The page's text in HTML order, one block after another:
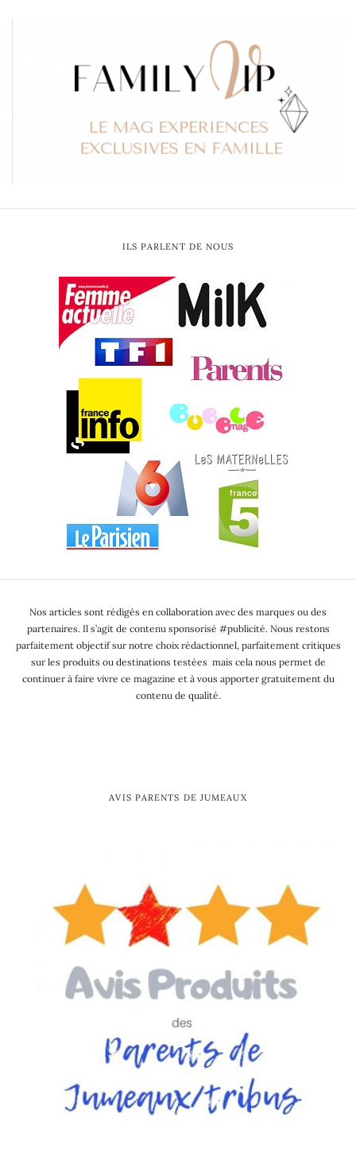
ILS PARLENT DE NOUS
Nos articles sont rédigés en collaboration avec des marques ou des
partenaires. Il s’agit de contenu sponsorisé #publicité. Nous restons
parfaitement objectif sur notre choix rédactionnel, parfaitement critiques
sur les produits ou destinations testées mais cela nous permet de
continuer à faire vivre ce magazine et à vous apporter gratuitement du
contenu de qualité.
AVIS PARENTS DE JUMEAUX